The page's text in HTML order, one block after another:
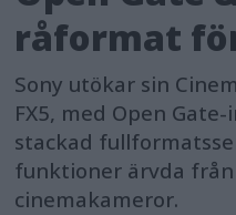
råformat
Sony utökar sin
FX5, med Open
stackad
funktioner ärvda från
cinemakameror.